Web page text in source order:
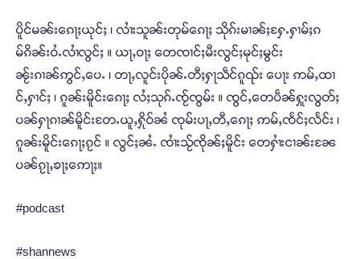
ပိူင်မၼ်းၵေႃႈယုင်ႈ ၊ လၢႆးသူၼ်းတုမ်ၵေႃႈ သိုၵ်းမၢၼ်ႈႁႄႉႁၢမ်ႈၵ
မ်ၵိၼ်းဝႆႉလၢႆလွင်ႈ ။ ယႃႇဝႃႈ တေၸၢင်ႈမီးလွင်ႈမုင်ႈမွင်း
ၼႂ်းၵၢၼ်ဢွင်ႇပေႉ ၊ တႃႇလူင်းပိုၼ်ႉတီႈႁႃသဵင်ၵူၺ်း ပေႃး ဢမ်ႇထၢ
င်ႇႁၢင်ႈ ၊ ၵူၼ်းမိူင်းၵေႃႈ လႆႈသုၵ်ႉၸႂ်ၸွမ်း ။ ၸွင်ႇတေပဵၼ်ႁူးလွတ်ႈ
ပၼ်ႁႃၵၢၼ်မိူင်းတႄႉယူႇႁိုဝ်ၼႆ ၸုမ်းပႃႇတီႇၵေႃႈ ဢမ်ႇၸႅင်ႈလႅင်း ၊
ၵူၼ်းမိူင်းၵေႃႈၵႂင် ။ လွင်ႈၼႆႉ ၸၢႆးသႂ်ၸိုၼ်ႈမိူင်း တေႁၢႆးငၢၼ်းၼႄ
ပၼ်ၵႂႃႇၶႃႈဢေႃႈ။
#podcast
#shannews